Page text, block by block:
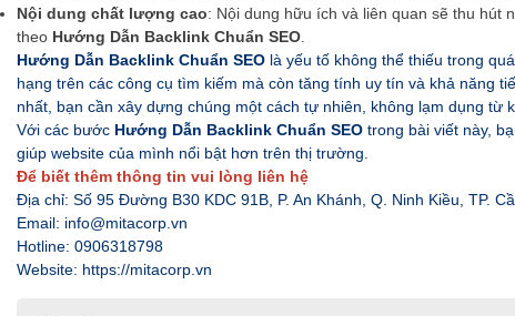
Nội dung chất lượng cao: Nội dung hữu ích và liên quan sẽ thu hút
theo Hướng Dẫn Backlink Chuẩn SEO
Hướng Dẫn Backlink Chuẩn SEO là yếu tố không thể thiếu trong
hạng trên các công cụ tìm kiếm mà còn tăng tính uy tín và khả năng
nhất, bạn cần xây dựng chúng một cách tự nhiên, không lạm dụng từ
Với các bước Hướng Dẫn Backlink Chuẩn SEO trong bài viết này,
giúp website của mình nổi bật hơn trên thị trường.
Để biết thêm thông tin vui lòng liên hệ
Địa chỉ: Số 95 Đường B30 KDC 91B, P. An Khánh, Q. Ninh Kiều, TP.
Email: info@mitacorp.vn
Hotline: 0906318798
Website: https://mitacorp.vn